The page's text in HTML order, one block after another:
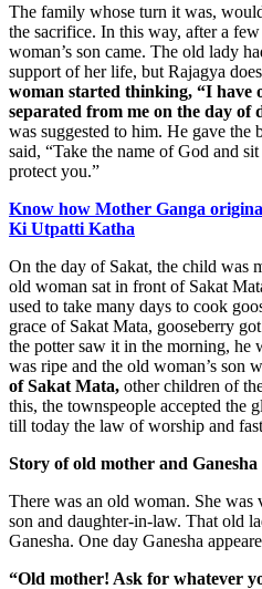
The family whose turn it was,
the sacrifice. In this way, after a
woman’s son came. The old lady
support of her life, but Rajagya
woman started thinking, “I have
separated from me on the day of
was suggested to him. He gave the
said, “Take the name of God and
protect you.”
Know how Mother Ganga
Ki Utpatti Katha
On the day of Sakat, the child was
old woman sat in front of Sakat
used to take many days to cook
grace of Sakat Mata, gooseberry
the potter saw it in the morning, he
was ripe and the old woman’s son
of Sakat Mata, other children of
this, the townspeople accepted the
till today the law of worship and
Story of old mother and Ganesha
There was an old woman. She
son and daughter-in-law. That old
Ganesha. One day Ganesha
“Old mother! Ask for whatever